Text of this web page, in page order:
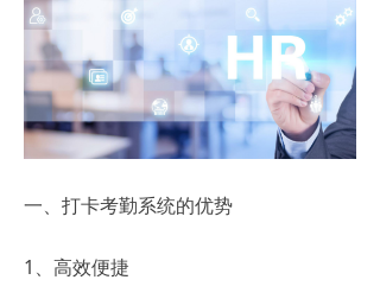
一、打卡考勤系统的优势
1、高效便捷